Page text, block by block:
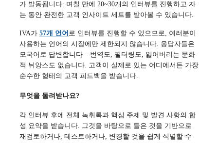
가 발동됩니다: 며칠 만에 20~30개의 인터뷰를 진행하고 자
는 동안 완전한 고객 인사이트 세트를 받아볼 수 있습니다.
IVA가 57개 언어 로 인터뷰를 진행할 수 있으므로, 여러분이
사용하는 언어의 시장에만 제한되지 않습니다. 응답자들은
모국어로 답변합니다 – 번역도, 필터링도, 잃어버리는 문화
적 뉘앙스도 없습니다. 고객이 실제로 있는 어디에서든 가장
순수한 형태의 고객 피드백을 받습니다.
무엇을 돌려받나요?
각 인터뷰 후에 전체 녹취록과 핵심 주제 및 발견 사항의 합
성 요약을 받습니다. 그것을 바탕으로 들은 것을 기반으로
재검토하거나, 테스트하거나, 변경할 것을 쉽게 식별할 수